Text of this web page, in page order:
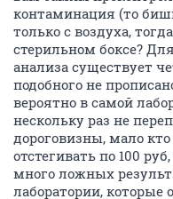
контаминация (то
только с воздуха,
стерильном боксе?
анализа существует
подобного не
вероятно в самой
нескольку раз не
дороговизны, мало
отстегивать по 100
много ложных
лаборатории,